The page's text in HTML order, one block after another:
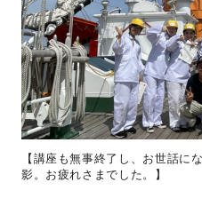
【講座も無事終了し、お世話に
影。お疲れさまでした。】